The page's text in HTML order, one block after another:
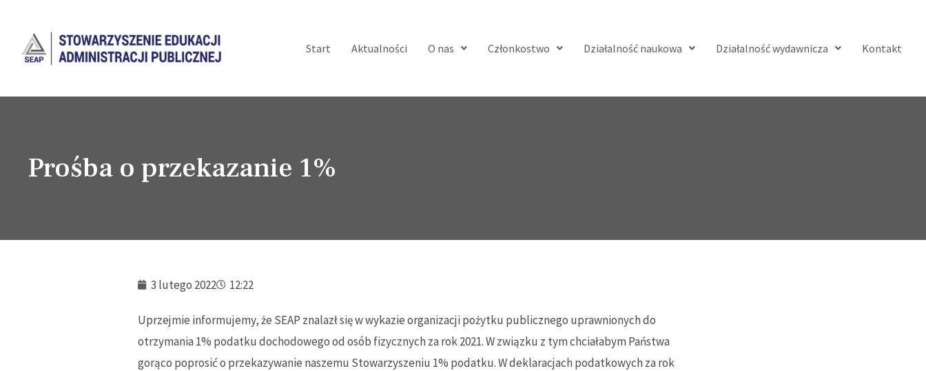
Start Aktualności O nas Członkostwo Działalność naukowa Działalność wydawnicza Kontakt
Prośba o przekazanie 1%
3 lutego 2022 12:22
Uprzejmie informujemy, że SEAP znalazł się w wykazie organizacji pożytku publicznego uprawnionych do
otrzymania 1% podatku dochodowego od osób fizycznych za rok 2021. W związku z tym chciałabym Państwa
gorąco poprosić o przekazywanie naszemu Stowarzyszeniu 1% podatku. W deklaracjach podatkowych za rok